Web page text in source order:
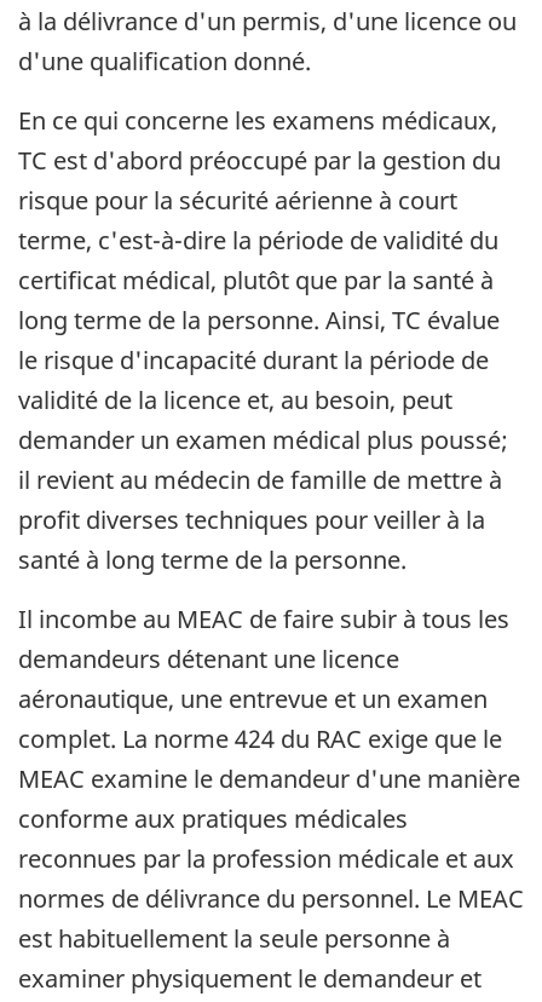
à la délivrance d'un permis, d'une licence ou
d'une qualification donné.
En ce qui concerne les examens médicaux,
TC est d'abord préoccupé par la gestion du
risque pour la sécurité aérienne à court
terme, c'est-à-dire la période de validité du
certificat médical, plutôt que par la santé à
long terme de la personne. Ainsi, TC évalue
le risque d'incapacité durant la période de
validité de la licence et, au besoin, peut
demander un examen médical plus poussé;
il revient au médecin de famille de mettre à
profit diverses techniques pour veiller à la
santé à long terme de la personne.
Il incombe au MEAC de faire subir à tous les
demandeurs détenant une licence
aéronautique, une entrevue et un examen
complet. La norme 424 du RAC exige que le
MEAC examine le demandeur d'une manière
conforme aux pratiques médicales
reconnues par la profession médicale et aux
normes de délivrance du personnel. Le MEAC
est habituellement la seule personne à
examiner physiquement le demandeur et